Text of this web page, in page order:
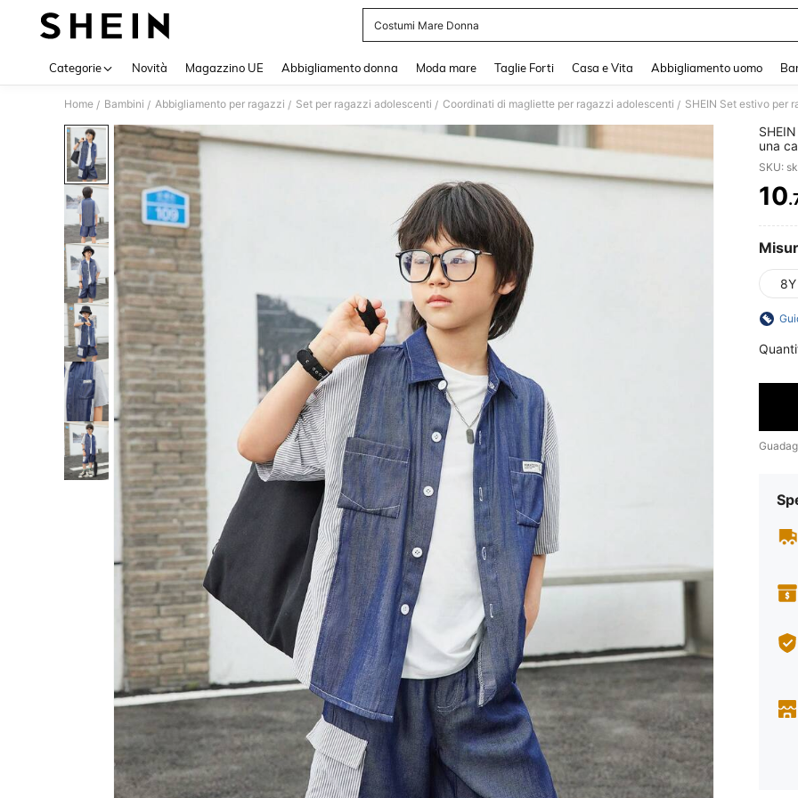
Costumi Mare Donna
Categorie Novità Magazzino UE Abbigliamento donna Moda mare Taglie Forti Casa e Vita Abbigliamento uomo
Home / Bambini / Abbigliamento per ragazzi / Set per ragazzi adolescenti / Coordinati di magliette per ragazzi adolescenti /
una
SKU:
10
8Y